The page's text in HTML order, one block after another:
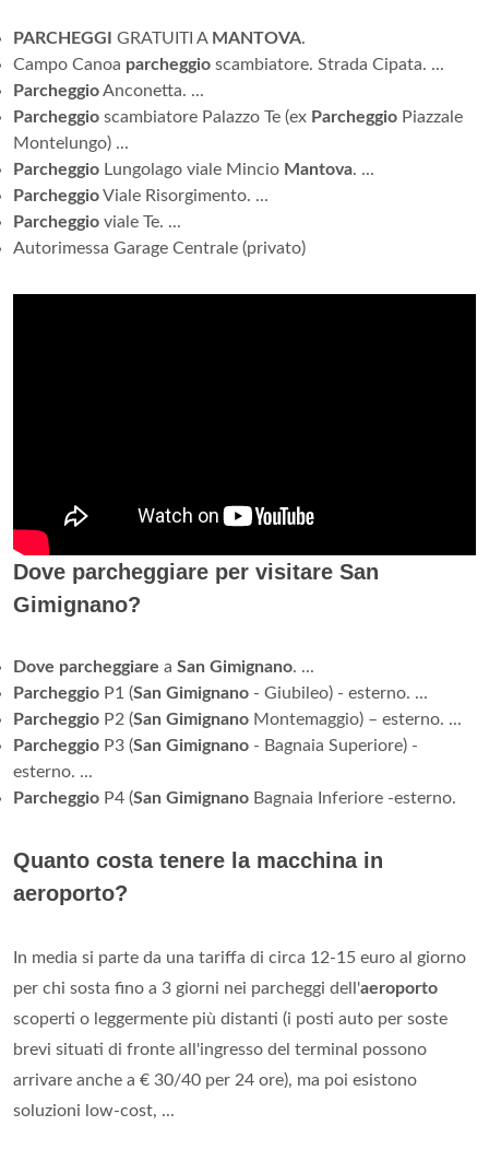
PARCHEGGI GRATUITI A MANTOVA.
Campo Canoa parcheggio scambiatore. Strada Cipata. ...
ParcheggioAnconetta. ...
Parcheggio scambiatore Palazzo Te (ex Parcheggio Piazzale
Montelungo) ...
Parcheggio Lungolago viale Mincio Mantova. ...
ParcheggioViale Risorgimento. ...
Parcheggio viale Te. ...
Autorimessa Garage Centrale (privato)
Dove parcheggiare per visitare San
Gimignano?
Dove parcheggiare a San Gimignano. ...
Parcheggio P1 (San Gimignano - Giubileo) - esterno. ...
Parcheggio P2 (San Gimignano Montemaggio) – esterno. ...
Parcheggio P3 (San Gimignano - Bagnaia Superiore) -
esterno. ...
Parcheggio P4 (San Gimignano Bagnaia Inferiore -esterno.
Quanto costa tenere la macchina in
aeroporto?
In media si parte da una tariffa di circa 12-15 euro al giorno
per chi sosta fino a 3 giorni nei parcheggi dell'aeroporto
scoperti o leggermente più distanti (i posti auto per soste
brevi situati di fronte all'ingresso del terminal possono
arrivare anche a € 30/40 per 24 ore), ma poi esistono
soluzioni low-cost, ...